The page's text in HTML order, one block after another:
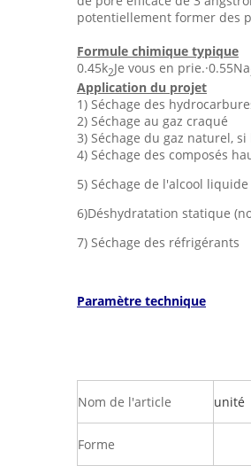
potentiellement former des
Formule chimique typique
0.45k2Je vous en prie.·0.55Na
Application du projet
1) Séchage des
2) Séchage au gaz craqué
3) Séchage du gaz naturel,
4) Séchage des composés
5) Séchage de l'alcool liquide
6)Déshydratation statique
7) Séchage des réfrigérants
Paramètre technique
Nom de l'article unité
Forme